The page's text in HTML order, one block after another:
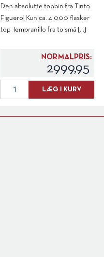
Den absolutte topbin fra Tinto
Figuero! Kun ca. 4.000 flasker
top Tempranillo fra to små [...]
NORMALPRIS:
2999,95
Tinus
LÆG I KURV